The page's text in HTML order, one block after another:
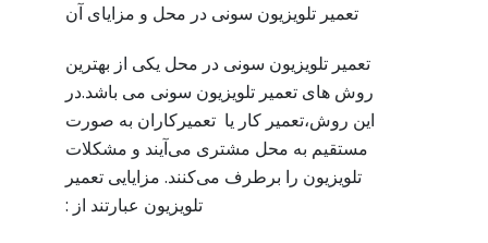
تعمیر تلویزیون سونی در محل و مزایای آن
تعمیر تلویزیون سونی در محل یکی از بهترین
روش های تعمیر تلویزیون سونی می باشد.در
این روش،تعمیر کار یا تعمیرکاران به صورت
مستقیم به محل مشتری می‌آیند و مشکلات
تلویزیون را برطرف می‌کنند. مزایایی تعمیر
تلویزیون عبارتند از :